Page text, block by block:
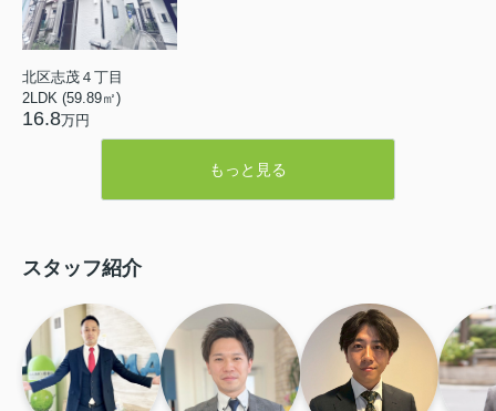
北区志茂４丁目
2LDK (59.89㎡)
16.8万円
もっと見る
スタッフ紹介